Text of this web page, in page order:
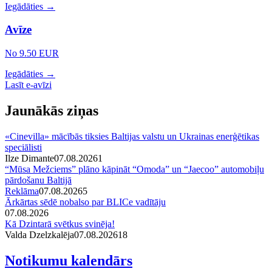
Iegādāties →
Avīze
No 9.50 EUR
Iegādāties →
Lasīt e-avīzi
Jaunākās ziņas
«Cinevilla» mācībās tiksies Baltijas valstu un Ukrainas enerģētikas
speciālisti
Ilze Dimante07.08.20261
“Mūsa Mežciems” plāno kāpināt “Omoda” un “Jaecoo” automobiļu
pārdošanu Baltijā
Reklāma07.08.20265
Ārkārtas sēdē nobalso par BLICe vadītāju
07.08.2026
Kā Dzintarā svētkus svinēja!
Valda Dzelzkalēja07.08.202618
Notikumu kalendārs